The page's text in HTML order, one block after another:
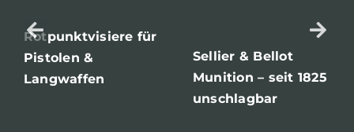
Rotpunktvisiere für
Pistolen &
Langwaffen
Sellier & Bellot
Munition – seit 1825
unschlagbar